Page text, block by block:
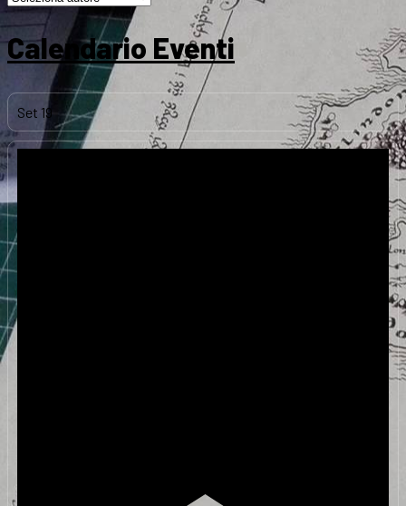
Calendario Eventi
Set 19